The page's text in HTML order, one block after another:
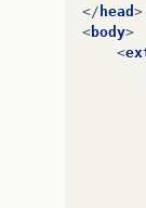
</ head >
<body>
<